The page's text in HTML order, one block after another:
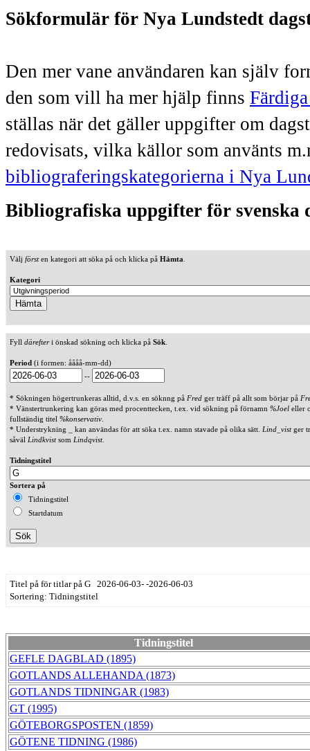
Sökformulär för Nya Lundstedt
Den mer vane användaren kan själv
den som vill ha mer hjälp finns
ställas när det gäller uppgifter om
redovisats, vilka källor som använts
bibliograferingskategorierna i Nya
Bibliografiska uppgifter för svenska
Välj försten kategori att söka på och klicka på Hämta
Kategori
Fyll därefteri önskad sökning och klicka på Sök
Period (i formen: åååå-mm-dd)
--
* Sökningen högertrunkeras alltid, d.v.s. en söknng på Fred ger träff på allt som börjar på
* Vänstertrunkering kan göras med procenttecken, t.ex. vid sökning på förnamn %Joel eller
fullständig titel %konservativ
* Understrykning _ kan användas för att söka t.ex. namn stavade på olika sätt. Lind_vistger
såväl Lindkvistsom Lindqvist.
Tidningstitel
Sortera på
Tidningstitel
Startdatum
Titel på för titlar på G 2026-06-03- -2026-06-03
Sortering: Tidningstitel
Tidningstitel
GEFLE DAGBLAD (1895)
GOTLANDS ALLEHANDA (1873)
GOTLANDS TIDNINGAR (1983)
GT (1995)
GÖTEBORGSPOSTEN (1859)
GÖTENE TIDNING (1986)